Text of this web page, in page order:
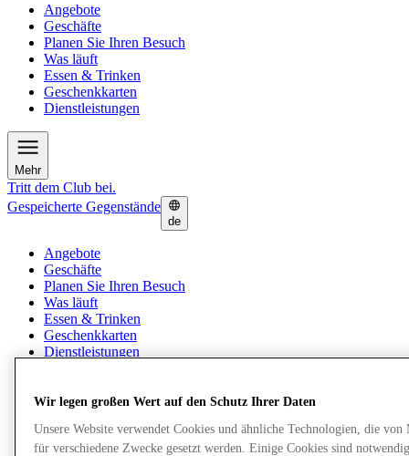
Angebote
Geschäfte
Planen Sie Ihren Besuch
Was läuft
Essen & Trinken
Geschenkkarten
Dienstleistungen
Mehr
Tritt dem Club bei.
Gespeicherte Gegenstände
de
Angebote
Geschäfte
Planen Sie Ihren Besuch
Was läuft
Essen & Trinken
Geschenkkarten
Dienstleistungen
Mehr
Wir legen großen Wert auf den Schutz Ihrer Daten
Unsere Website verwendet Cookies und ähnliche Technologien, die
für verschiedene Zwecke gesetzt werden. Einige Cookies sind